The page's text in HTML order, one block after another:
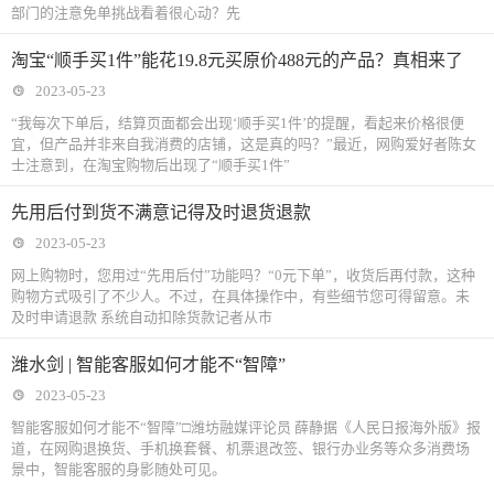
部门的注意免单挑战看着很心动？先
淘宝“顺手买1件”能花19.8元买原价488元的产品？真相来了
2023-05-23
“我每次下单后，结算页面都会出现‘顺手买1件’的提醒，看起来价格很便
宜，但产品并非来自我消费的店铺，这是真的吗？”最近，网购爱好者陈女
士注意到，在淘宝购物后出现了“顺手买1件”
先用后付到货不满意记得及时退货退款
2023-05-23
网上购物时，您用过“先用后付”功能吗？“0元下单”，收货后再付款，这种
购物方式吸引了不少人。不过，在具体操作中，有些细节您可得留意。未
及时申请退款 系统自动扣除货款记者从市
潍水剑 | 智能客服如何才能不“智障”
2023-05-23
智能客服如何才能不“智障”□潍坊融媒评论员 薛静据《人民日报海外版》报
道，在网购退换货、手机换套餐、机票退改签、银行办业务等众多消费场
景中，智能客服的身影随处可见。